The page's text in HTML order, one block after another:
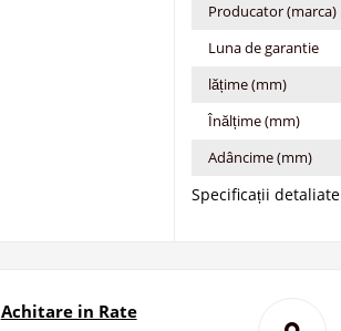
Producator (marca)
Luna de garantie
lățime (mm)
Înălțime (mm)
Adâncime (mm)
Specificații detaliate
Achitare in Rate